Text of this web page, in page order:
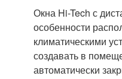
Окна Hi-Tech с
особенности
климатическими
создавать в
автоматически